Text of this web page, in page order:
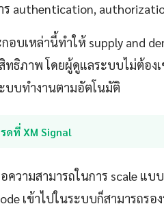
authentication,
อบเหล่านี้ทำให้ supply and
ธิภาพ โดยผู้ดูแลระบบไม่ต้อง
บบทำงานตามอัตโนมัติ
ที่ XM Signal
วามสามารถในการ scale แบ
เข้าไปในระบบก็สามารถร